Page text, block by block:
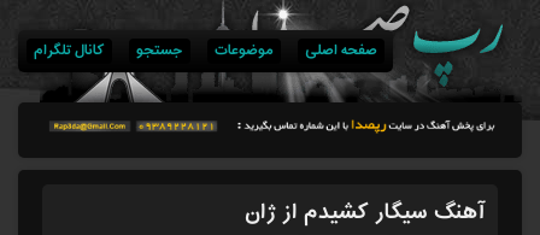
صفحه اصلی موضوعات جستجو کانال تلگرام
آهنگ سیگار کشیدم از ژان